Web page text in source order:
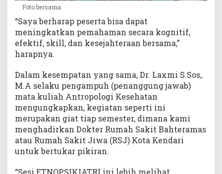
Foto bersama
“Saya berharap peserta bisa dapat
meningkatkan pemahaman secara kognitif,
efektif, skill, dan kesejahteraan bersama,”
harapnya.
Dalam kesempatan yang sama, Dr. Laxmi S.Sos,.
M.A selaku pengampuh (penanggung jawab)
mata kuliah Antropologi Kesehatan
mengungkapkan, kegiatan seperti ini
merupakan giat tiap semester, dimana kami
menghadirkan Dokter Rumah Sakit Bahteramas
atau Rumah Sakit Jiwa (RSJ) Kota Kendari
untuk bertukar pikiran.
“Sesi ETNOPSIKIATRI ini lebih melihat